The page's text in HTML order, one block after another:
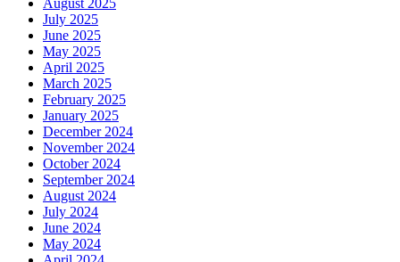
July 2025
June 2025
May 2025
April 2025
March 2025
February 2025
January 2025
December 2024
November 2024
October 2024
September 2024
August 2024
July 2024
June 2024
May 2024